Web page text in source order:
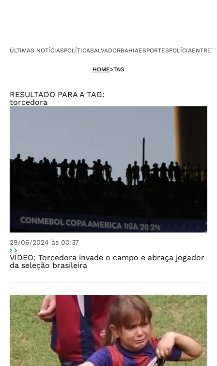
ÚLTIMAS NOTÍCIASPOLÍTICASALVADORBAHIAESPORTESPOLÍCIA
HOME>TAG
RESULTADO PARA A TAG:
torcedora
29/06/2024 às 00:37
VÍDEO: Torcedora invade o campo e abraça jogador
da seleção brasileira